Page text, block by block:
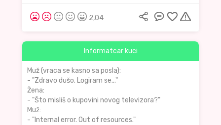
2,04
Informatcar kuci
Muž (vraca se kasno sa posla):
- "Zdravo dušo. Logiram se..."
Žena:
- "Što misliš o kupovini novog televizora?"
Muž:
- "Internal error. Out of resources."